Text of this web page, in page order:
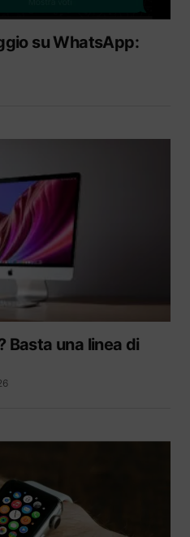
su WhatsApp:
Basta una linea di